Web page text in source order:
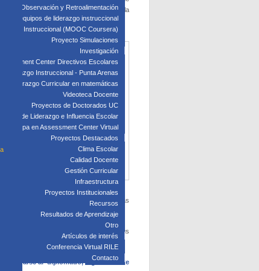
Observación y Retroalimentación
para equipos de liderazgo instruccional
Instruccional (MOOC Coursera)
Proyecto Simulaciones
Investigación
Assessment Center Directivos Escolares
Liderazgo Instruccional - Punta Arenas
Liderazgo Curricular en matemáticas
Videoteca Docente
Proyectos de Doctorados UC
de Liderazgo e Influencia Escolar
Participa en Assessment Center Virtual
Proyectos Destacados
Clima Escolar
Calidad Docente
Gestión Curricular
Infraestructura
Proyectos Institucionales
Recursos
Resultados de Aprendizaje
Otro
Artículos de interés
Conferencia Virtual RILE
Contacto
y gestionado por el Centro UC para la
por ejemplo, utilizando estrategias
a plantear expectativas para sus
al diplomado, ingrese a este